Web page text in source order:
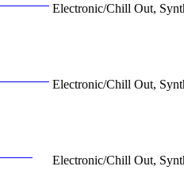
Electronic/Chill Out,
Electronic/Chill Out,
Electronic/Chill Out,